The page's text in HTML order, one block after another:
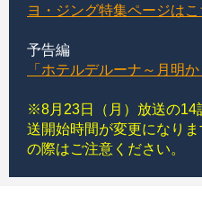
ヨ・ジング特集ページはこ
予告編
「ホテルデルーナ～月明
※8月23日（月）放送の14
送開始時間が変更になり
の際はご注意ください。